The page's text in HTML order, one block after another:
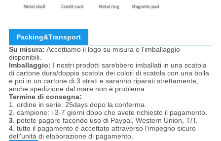
Packing&Transport
Su misura: Accettiamo il logo su misura e l'imballaggio
disponibili.
Imballaggio: I nostri prodotti sarebbero imballati in una scatola
di cartone dura/doppia scatola dei colori di scatola con una bolla
e poi in un cartone di 3 strati e saranno riparati strettamente,
anche spedizione dal mare non è problema.
Termine di consegna:
1. ordine in serie: 25days dopo la conferma.
2. campione: i 3-7 giorni dopo che avete richiesto il pagamento.
3. potete pagare facendo uso di Paypal, Western Union, T/T.
4. tutto il pagamento è accettato attraverso l'impegno sicuro
dell'unità di elaborazione di pagamento.